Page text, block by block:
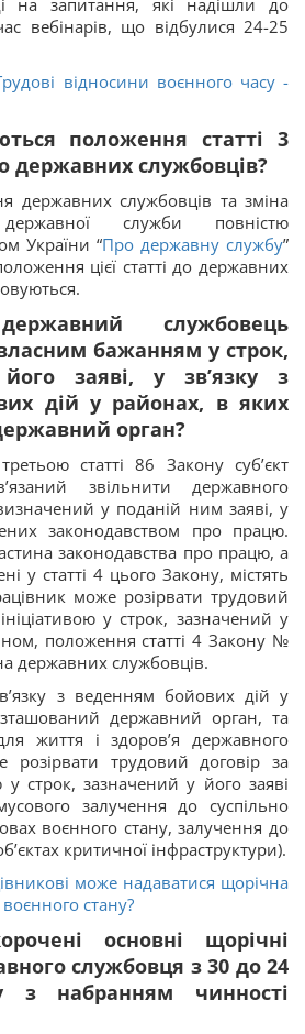
на запитання, які надішли до
вебінарів, що відбулися 24-25
відносини воєнного часу -
положення статті 3
державних службовців?
державних службовців та зміна
служби повністю
України “Про державну службу”
цієї статті до державних
службовець
бажанням у строк,
заяві, у зв’язку з
дій у районах, в яких
орган?
статті 86 Закону суб’єкт
звільнити державного
у поданій ним заяві, у
законодавством про працю.
законодавства про працю, а
у статті 4 цього Закону, містять
може розірвати трудовий
у строк, зазначений у
положення статті 4 Закону №
державних службовців.
з веденням бойових дій у
державний орган, та
життя і здоров’я державного
розірвати трудовий договір за
у строк, зазначений у його заяві
залучення до суспільно
воєнного стану, залучення до
критичної інфраструктури).
може надаватися щорічна
воєнного стану?
основні щорічні
службовця з 30 до 24
з набранням чинності